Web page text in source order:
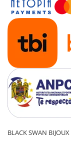
BLACK SWAN BIJOUX